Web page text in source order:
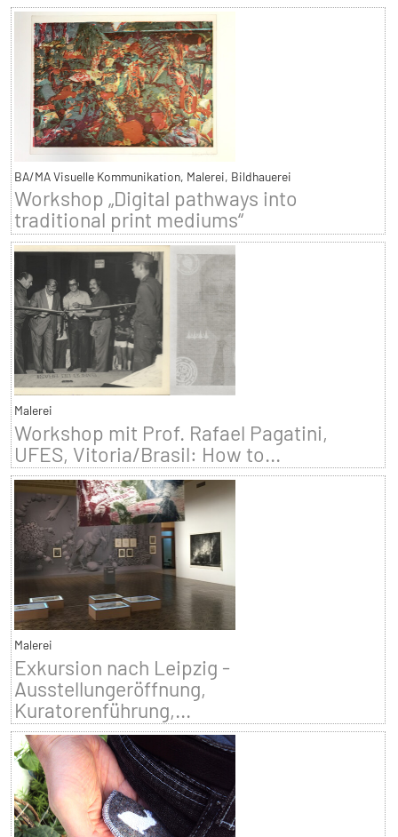
BA/MA Visuelle Kommunikation, Malerei, Bildhauerei
Workshop „Digital pathways into
traditional print mediums“
Malerei
Workshop mit Prof. Rafael Pagatini,
UFES, Vitoria/Brasil: How to...
Malerei
Exkursion nach Leipzig -
Ausstellungeröffnung,
Kuratorenführung,...